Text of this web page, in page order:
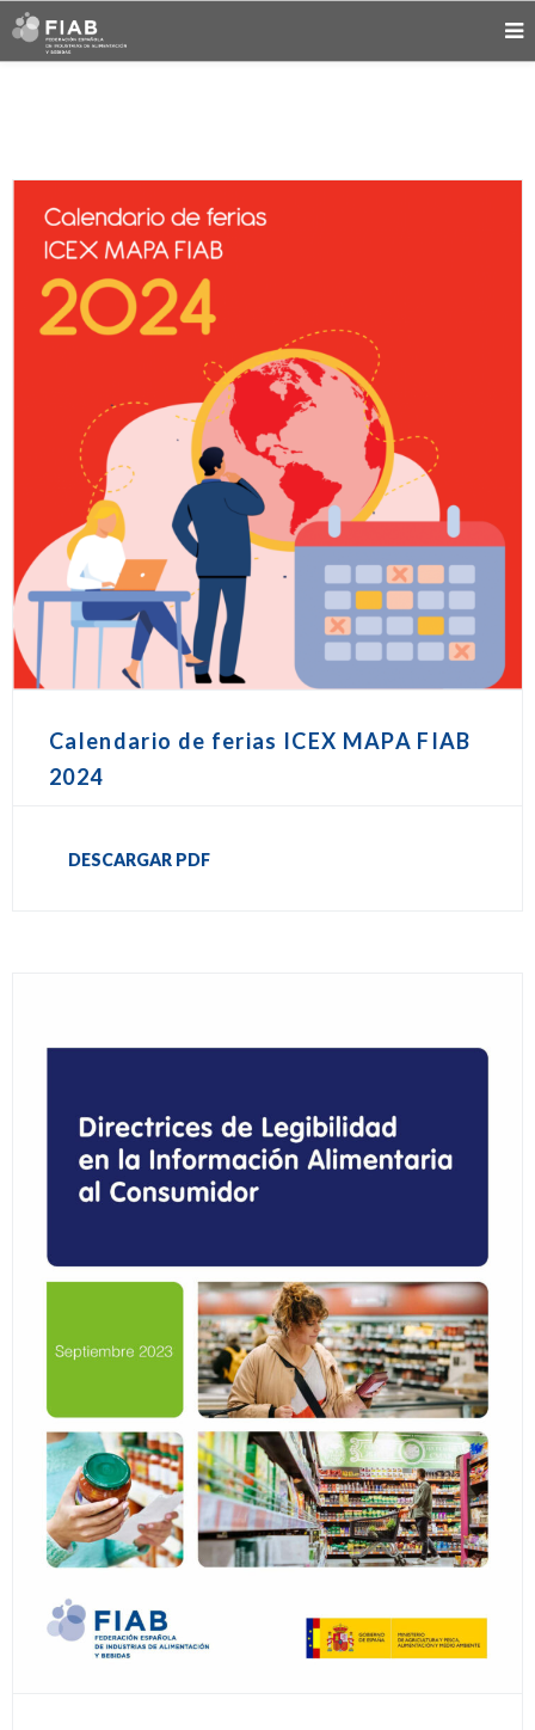
Calendario de ferias ICEX MAPA FIAB
2024
DESCARGAR PDF